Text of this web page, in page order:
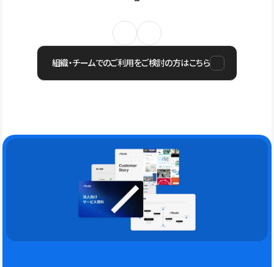
組織・チームでのご利用をご検討の方はこちら